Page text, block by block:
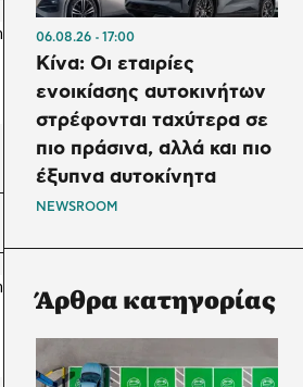
06.08.26 17:00
Κίνα: Οι εταιρίες
ενοικίασης αυτοκινήτων
στρέφονται ταχύτερα σε
πιο πράσινα, αλλά και πιο
έξυπνα αυτοκίνητα
NEWSROOM
Άρθρα κατηγορίας